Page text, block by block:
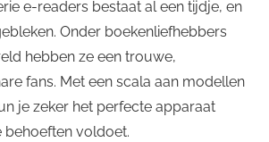
e-readers bestaat al een tijdje, en
Onder boekenliefhebbers
hebben ze een trouwe,
fans. Met een scala aan modellen
je zeker het perfecte apparaat
behoeften voldoet.